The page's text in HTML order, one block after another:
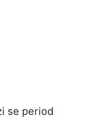
se period